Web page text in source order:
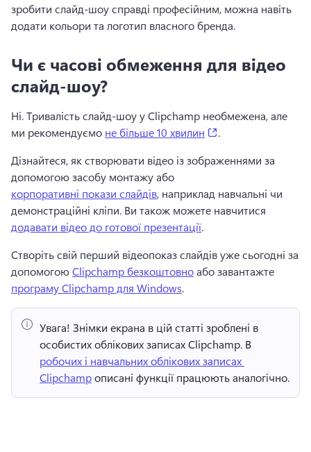
зробити слайд-шоу справді професійним, можна навіть
додати кольори та логотип власного бренда.
Чи є часові обмеження для відео
слайд-шоу?
Ні. Тривалість слайд-шоу у Clipchamp необмежена, але
ми рекомендуємо не більше 10 хвилин
.
Дізнайтеся, як створювати відео із зображеннями за
допомогою засобу монтажу або
корпоративні покази слайдів, наприклад навчальні чи
демонстраційні кліпи. Ви також можете навчитися
додавати відео до готової презентації.
Створіть свій перший відеопоказ слайдів уже сьогодні за
допомогою Clipchamp безкоштовно або завантажте
програму Clipchamp для Windows.
Увага! Знімки екрана в цій статті зроблені в
особистих облікових записах Clipchamp.
робочих і навчальних облікових записах
Clipchamp